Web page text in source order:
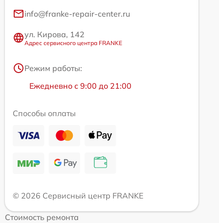
info@franke-repair-center.ru
ул. Кирова, 142
Адрес сервисного центра FRANKE
Режим работы:
Ежедневно с 9:00 до 21:00
Способы оплаты
© 2026 Сервисный центр FRANKE
Стоимость ремонта